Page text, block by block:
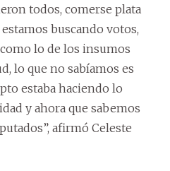
todos, comerse plata
buscando votos,
lo de los insumos
lo que no sabíamos es
estaba haciendo lo
y ahora que sabemos
afirmó Celeste